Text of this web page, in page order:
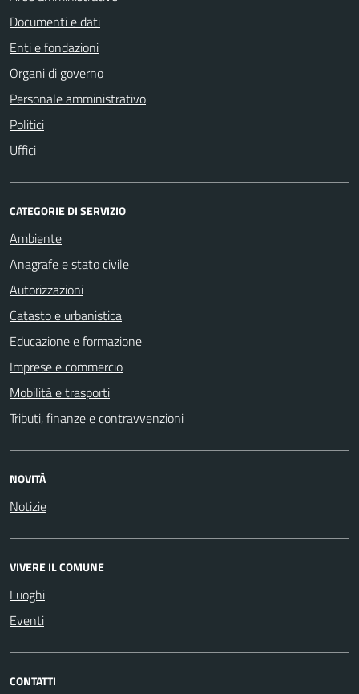
Documenti e dati
Enti e fondazioni
Organi di governo
Personale amministrativo
Politici
Uffici
CATEGORIE DI SERVIZIO
Ambiente
Anagrafe e stato civile
Autorizzazioni
Catasto e urbanistica
Educazione e formazione
Imprese e commercio
Mobilità e trasporti
Tributi, finanze e contravvenzioni
NOVITÀ
Notizie
VIVERE IL COMUNE
Luoghi
Eventi
CONTATTI